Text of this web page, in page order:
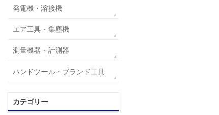
発電機・溶接機
エア工具・集塵機
測量機器・計測器
ハンドツール・ブランド工具
カテゴリー